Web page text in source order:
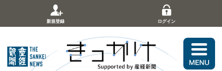
新規登録 ログイン